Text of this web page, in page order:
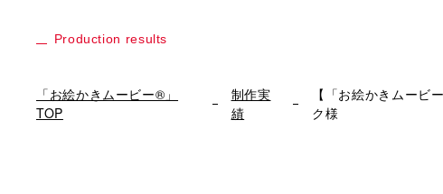
Production results
「お絵かきムービー®」
TOP
制作実
績
【「お絵かきムービ
ク様